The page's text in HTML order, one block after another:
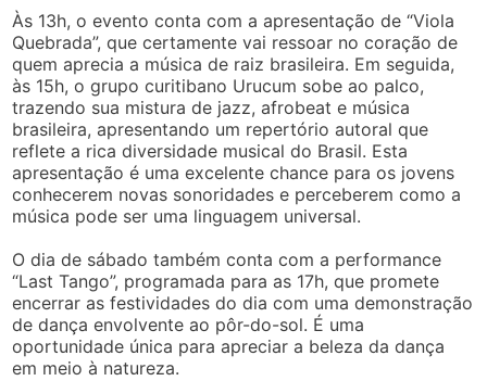
Às 13h, o evento conta com a apresentação de “Viola
Quebrada”, que certamente vai ressoar no coração de
quem aprecia a música de raiz brasileira. Em seguida,
às 15h, o grupo curitibano Urucum sobe ao palco,
trazendo sua mistura de jazz, afrobeat e música
brasileira, apresentando um repertório autoral que
reflete a rica diversidade musical do Brasil. Esta
apresentação é uma excelente chance para os jovens
conhecerem novas sonoridades e perceberem como a
música pode ser uma linguagem universal.
O dia de sábado também conta com a performance
“Last Tango”, programada para as 17h, que promete
encerrar as festividades do dia com uma demonstração
de dança envolvente ao pôr-do-sol. É uma
oportunidade única para apreciar a beleza da dança
em meio à natureza.